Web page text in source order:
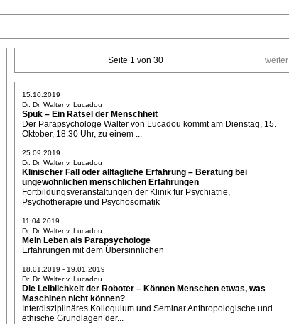
Seite 1 von 30 weiter
15.10.2019
Dr. Dr. Walter v. Lucadou
Spuk – Ein Rätsel der Menschheit
Der Parapsychologe Walter von Lucadou kommt am Dienstag, 15.
Oktober, 18.30 Uhr, zu einem ...
25.09.2019
Dr. Dr. Walter v. Lucadou
Klinischer Fall oder alltägliche Erfahrung – Beratung bei
ungewöhnlichen menschlichen Erfahrungen
Fortbildungsveranstaltungen der Klinik für Psychiatrie,
Psychotherapie und Psychosomatik
11.04.2019
Dr. Dr. Walter v. Lucadou
Mein Leben als Parapsychologe
Erfahrungen mit dem Übersinnlichen
18.01.2019 - 19.01.2019
Dr. Dr. Walter v. Lucadou
Die Leiblichkeit der Roboter – Können Menschen etwas, was
Maschinen nicht können?
Interdisziplinäres Kolloquium und Seminar Anthropologische und
ethische Grundlagen der...